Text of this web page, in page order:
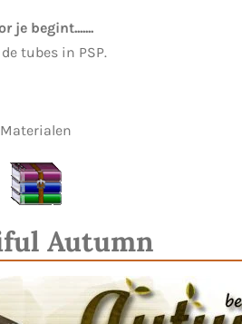
je begint.......
tubes in PSP.
Materialen
Autumn